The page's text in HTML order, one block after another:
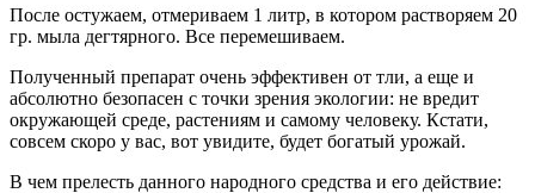
После остужаем, отмериваем 1 литр, в котором растворяем 20
гр. мыла дегтярного. Все перемешиваем.
Полученный препарат очень эффективен от тли, а еще и
абсолютно безопасен с точки зрения экологии: не вредит
окружающей среде, растениям и самому человеку. Кстати,
совсем скоро у вас, вот увидите, будет богатый урожай.
В чем прелесть данного народного средства и его действие: